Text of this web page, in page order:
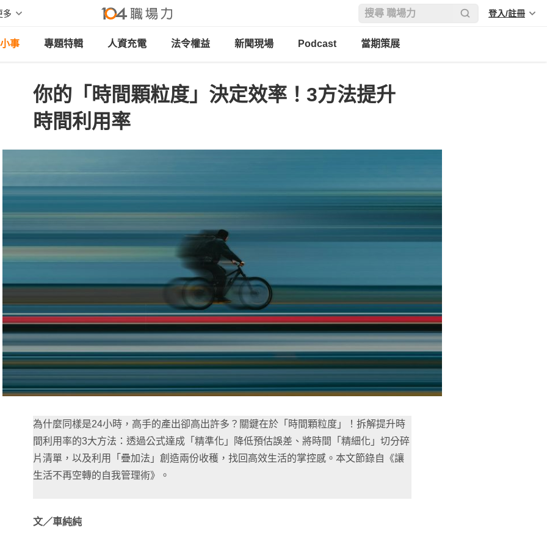
多 登入/註冊
事 專題特輯 人資充電 法令權益 新聞現場 Podcast 當期策展
你的「時間顆粒度」決定效率！3方法提升
時間利用率
為什麼同樣是24小時，高手的產出卻高出許多？關鍵在於「時間顆粒度」！拆解提升時
間利用率的3大方法：透過公式達成「精準化」降低預估誤差、將時間「精細化」切分碎
片清單，以及利用「疊加法」創造兩份收穫，找回高效生活的掌控感。本文節錄自《讓
生活不再空轉的自我管理術》。
文／車純純